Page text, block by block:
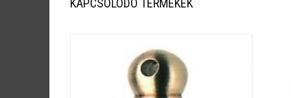
KAPCSOLÓDÓ TERMÉKEK